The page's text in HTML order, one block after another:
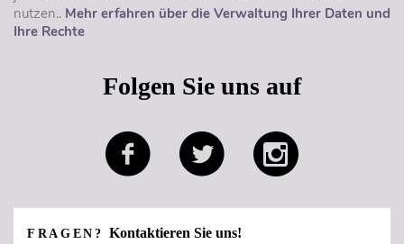
nutzen.. Mehr erfahren über die Verwaltung Ihrer Daten und
Ihre Rechte
Folgen Sie uns auf
FRAGEN?Kontaktieren Sie uns!